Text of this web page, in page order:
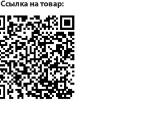
Ссылка на товар: